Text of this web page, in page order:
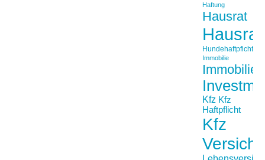
Haftung
Hausrat
Hundehaftpficht
Immobilie
Kfz Kfz
Haftpflicht
Kfz